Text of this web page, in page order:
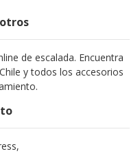
de escalada. Encuentra
y todos los accesorios